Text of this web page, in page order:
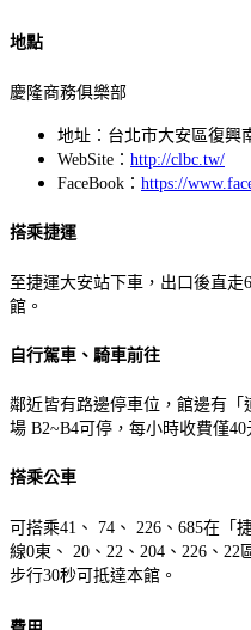
地點
慶隆商務俱樂部
地址：台北市大安區復興
WebSite： http://clbc.tw/
FaceBook： https://
搭乘捷運
至捷運大安站下車，出口後直
館。
自行駕車、騎車前往
鄰近皆有路邊停車位，館邊有
場 B2~B4可停，每小時收費僅
搭乘公車
可搭乘41、 74、 226、685在「
線0東、 20、22、204、226、
步行30秒可抵達本館。